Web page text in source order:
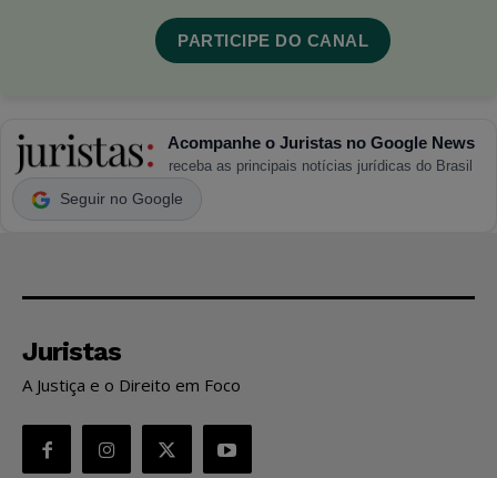
PARTICIPE DO CANAL
Acompanhe o Juristas no Google News
receba as principais notícias jurídicas do Brasil
Seguir no Google
Juristas
A Justiça e o Direito em Foco